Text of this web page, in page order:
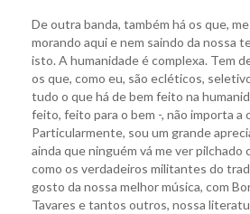
De outra banda, também há os que,
morando aqui e nem saindo da nossa
isto. A humanidade é complexa. Tem
os que, como eu, são ecléticos,
tudo o que há de bem feito na
feito, feito para o bem -, não importa a
Particularmente, sou um grande
ainda que ninguém vá me ver pilchado
como os verdadeiros militantes do
gosto da nossa melhor música, com
Tavares e tantos outros, nossa